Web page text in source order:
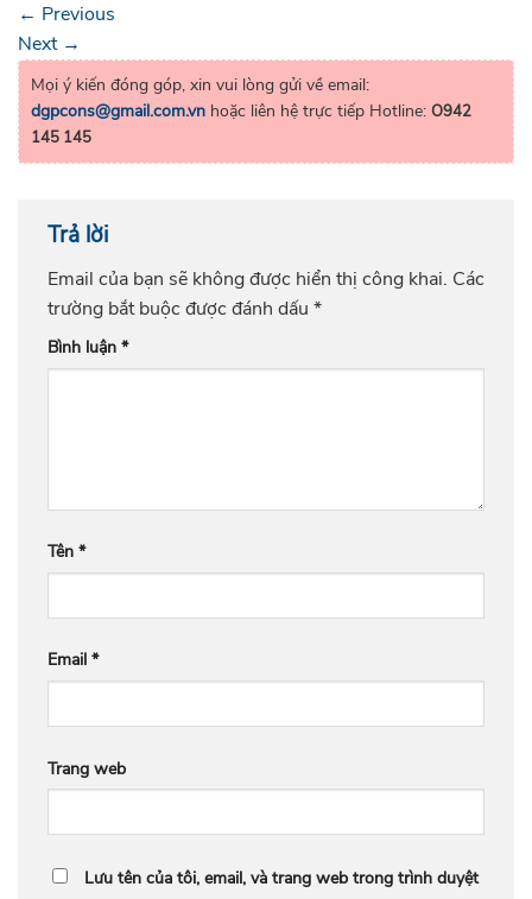
← Previous
Next →
Mọi ý kiến đóng góp, xin vui lòng gửi về email:
dgpcons@gmail.com.vn hoặc liên hệ trực tiếp Hotline: O942
145 145
Trả lời
Email của bạn sẽ không được hiển thị công khai. Các
trường bắt buộc được đánh dấu *
Bình luận *
Tên *
Email *
Trang web
Lưu tên của tôi, email, và trang web trong trình duyệt